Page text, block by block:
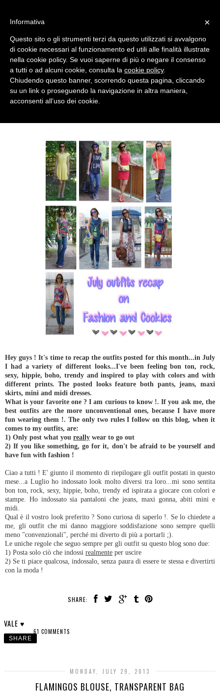
WEDNESDAY, JULY 31, 2013
Hey guys ! It's time to recap the outfits posted for this month...in July
I had a variety of different looks...I've been feeling bon ton, rock,
sexy, hippie, boho, trendy and inspired to play with colors and with
different prints. The posted looks feature both pants, jeans, maxi
skirts, mini and midi dresses.
What is your favorite one ? I am curious to know !. If you ask me, the
best outfits are the more unconventional ones, because I have more
fun wearing them !. The only two rules I follow on this blog, when it
comes to my outfits, are:
1) Only post what you really wear to go out
2) If you like something, go for it, don't be afraid to be yourself and
have fun with fashion !
Ciao a tutti ! E' giunto il momento di riepilogare gli outfit postati in questo
mese...a Luglio ho indossato look molto diversi tra loro...mi sono sentita
bon ton, rock, sexy, hippie, boho, trendy ed ispirata a giocare con colori e
stampe. Ho indossato sia pantaloni che jeans, maxi gonna, abiti mini e
midi.
Qual è il vostro look preferito ? Sono curiosa di saperlo !. Se lo chiedete a
me, gli outfit che mi danno maggiore soddisfazione sono sempre quelli
meno "convenzionali", perché mi diverto di più a portarli ;).
Le uniche regole che seguo sempre per gli outfit su questo blog sono due:
1) Posta solo ciò che indossi realmente per uscire
2) Se ti piace qualcosa, indossalo, senza paura di essere te stessa e divertirti
con la moda !
SHARE:
VALE ♥
61 COMMENTS
SHARE
MONDAY, JULY 29, 2013
FLAMINGOS BLOUSE, TRANSPARENT BAG
×
Informativa
Questo sito o gli strumenti terzi da questo utilizzati si avvalgono
di cookie necessari al funzionamento ed utili alle finalità illustrate
nella cookie policy. Se vuoi saperne di più o negare il consenso
a tutti o ad alcuni cookie, consulta la cookie policy.
Chiudendo questo banner, scorrendo questa pagina, cliccando
su un link o proseguendo la navigazione in altra maniera,
acconsenti all’uso dei cookie.